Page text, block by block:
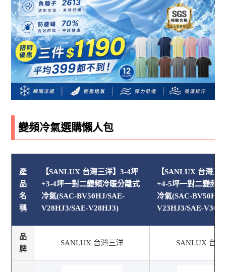
變頻冷氣選購懶人包
產
品
名
稱
【SANLUX 台灣三洋】3-4坪
+3-4坪一對二變頻冷暖分離式
冷氣(SAC-BV50HJ/SAE-
V28HJ3/SAE-V28HJ3)
【SANLUX 台灣三
+4-5坪一對二變頻
冷氣(SAC-BV50HJ/
V23HJ3/SAE-
品
牌
SANLUX 台灣三洋 SANLUX 台灣